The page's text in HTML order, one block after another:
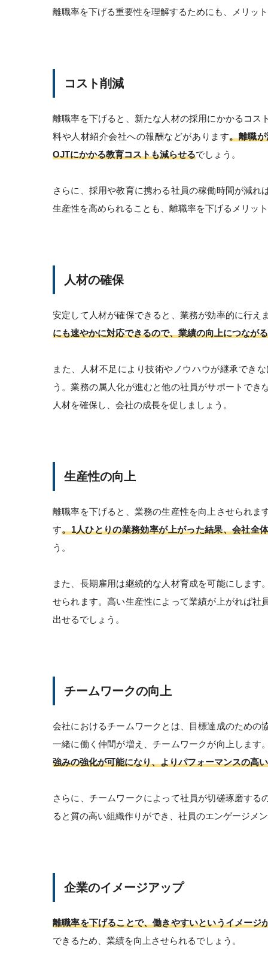
離職率を下げる重要性を理解するためにも、メリッ
コスト削減
離職率を下げると、新たな人材の採用にかかるコ
料や人材紹介会社への報酬などがあります。離職
OJTにかかる教育コストも減らせるでしょう。
さらに、採用や教育に携わる社員の稼働時間が減
生産性を高められることも、離職率を下げるメリッ
人材の確保
安定して人材が確保できると、業務が効率的に行え
にも速やかに対応できるので、業績の向上につながる
また、人材不足により技術やノウハウが継承でき
う。業務の属人化が進むと他の社員がサポートで
人材を確保し、会社の成長を促しましょう。
生産性の向上
離職率を下げると、業務の生産性を向上させられ
す。1人ひとりの業務効率が上がった結果、会社全
う。
また、長期雇用は継続的な人材育成を可能にしま
せられます。高い生産性によって業績が上がれば
出せるでしょう。
チームワークの向上
会社におけるチームワークとは、目標達成のため
一緒に働く仲間が増え、チームワークが向上します
強みの強化が可能になり、よりパフォーマンスの高
さらに、チームワークによって社員が切磋琢磨す
ると質の高い組織作りができ、社員のエンゲージメ
企業のイメージアップ
離職率を下げることで、働きやすいというイメージ
できるため、業績を向上させられるでしょう。